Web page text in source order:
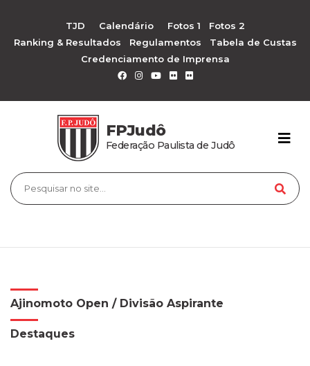
TJD Calendário Fotos 1
Fotos 2
Ranking & Resultados
Regulamentos
Tabela de Custas
Credenciamento de Imprensa
FPJudô
Federação Paulista de Judô
Ajinomoto Open / Divisão Aspirante
Destaques